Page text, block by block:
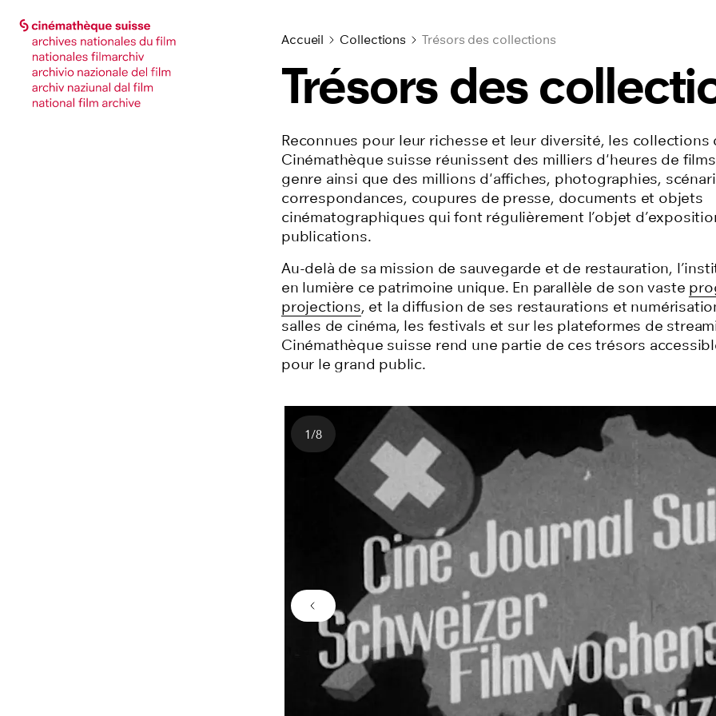
Accéder à la page principale
Accéder à la page principale
Accueil Collections Trésors des collections
Trésors des
Reconnues pour leur richesse et leur diversité, les collections
Cinémathèque suisse réunissent des milliers d'heures de
genre ainsi que des millions d'affiches, photographies,
correspondances, coupures de presse, documents et objets
cinématographiques qui font régulièrement l’objet
publications.
Au-delà de sa mission de sauvegarde et de restauration,
en lumière ce patrimoine unique. En parallèle de son vaste
projections, et la diffusion de ses restaurations et
salles de cinéma, les festivals et sur les plateformes de
Cinémathèque suisse rend une partie de ces trésors
pour le grand public.
Nombres d'images
1/8
Image précédente